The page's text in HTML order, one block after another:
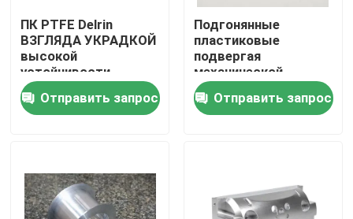
Продукты
ПК PTFE Delrin
ВЗГЛЯДА УКРАДКОЙ
высокой
устойчивости
±0.01mm
промышленный
Отправить запрос
Подгонянные
пластиковые
подвергая
механической
обработке части -
оплата T/T приняла
Отправить запрос